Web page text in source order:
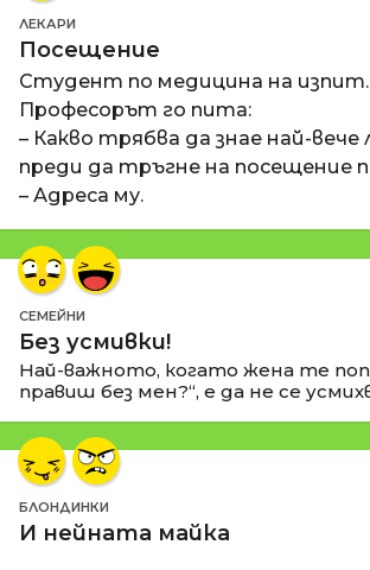
ЛЕКАРИ
Посещение
Студент по медицина на изпит.
Професорът го пита:
– Какво трябва да знае най-вече
преди да тръгне на посещение
– Адреса му.
СЕМЕЙНИ
Без усмивки!
Най-важното, когато жена те
правиш без мен?“, е да не се
БЛОНДИНКИ
И нейната майка